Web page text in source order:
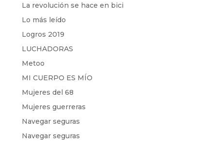
La revolución se hace en bici
Lo más leído
Logros 2019
LUCHADORAS
Metoo
MI CUERPO ES MÍO
Mujeres del 68
Mujeres guerreras
Navegar seguras
Navegar seguras